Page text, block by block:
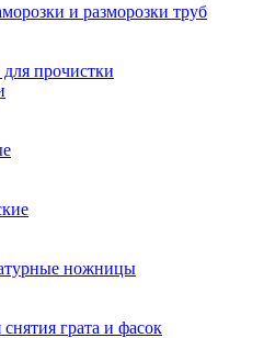
и разморозки труб
прочистки
ножницы
грата и фасок